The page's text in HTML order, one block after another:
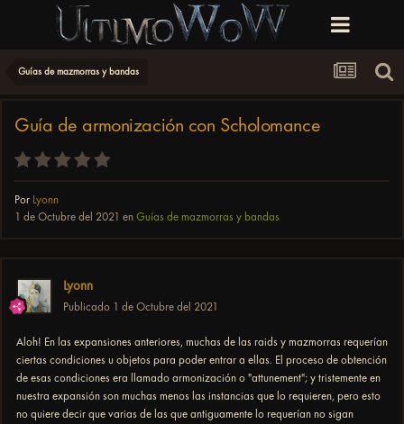
Guías de mazmorras y bandas
Guía de armonización con Scholomance
Por Lyonn
1 de Octubre del 2021 en Guías de mazmorras y bandas
Lyonn
Publicado 1 de Octubre del 2021
Aloh! En las expansiones anteriores, muchas de las raids y mazmorras requerían
ciertas condiciones u objetos para poder entrar a ellas. El proceso de obtención
de esas condiciones era llamado armonización o "attunement"; y tristemente en
nuestra expansión son muchas menos las instancias que lo requieren, pero esto
no quiere decir que varias de las que antiguamente lo requerían no sigan